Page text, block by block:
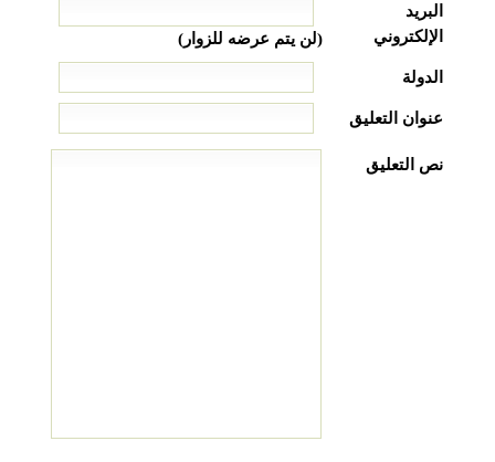
البريد
الإلكتروني
(لن يتم عرضه للزوار)
الدولة
عنوان التعليق
نص التعليق